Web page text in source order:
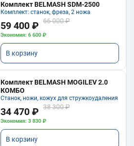
Комплект BELMASH SDM-2500
Комплект: станок, фреза, 2 ножа
59 400 ₽ 66 000 ₽
Экономия: 6 600 ₽
В корзину
Комплект BELMASH MOGILEV 2.0
КОМБО
Станок, ножи, кожух для стружкоудаления
34 470 ₽ 38 300 ₽
Экономия: 3 830 ₽
В корзину